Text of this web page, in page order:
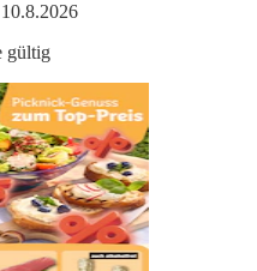
gültig